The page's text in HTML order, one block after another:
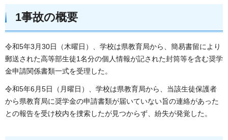
1事故の概要
令和5年3月30日（木曜日）、学校は県教育局から、簡易書留により
郵送された高等部生徒1名分の個人情報が記された封筒等を含む奨学
金申請関係書類一式を受理した。
令和5年6月5日（月曜日）、学校は県教育局から、当該生徒保護者
から県教育局に奨学金の申請書類が届いていない旨の連絡があった
との報告を受け校内を捜索したが見つからず、紛失が発覚した。